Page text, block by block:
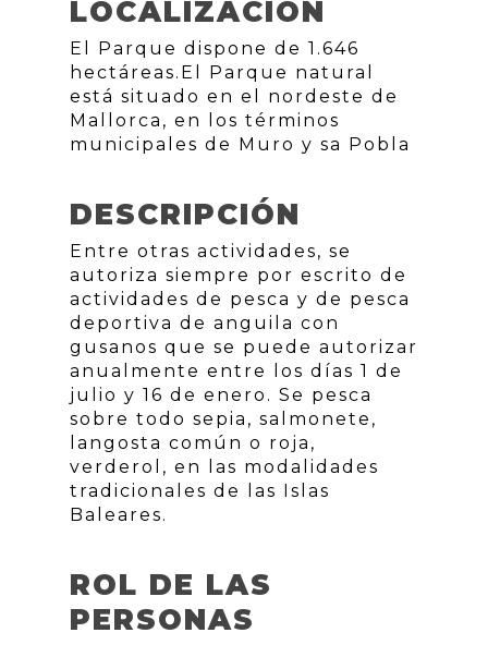
LOCALIZACIÓN
El Parque dispone de 1.646
hectáreas.El Parque natural
está situado en el nordeste de
Mallorca, en los términos
municipales de Muro y sa Pobla
DESCRIPCIÓN
Entre otras actividades, se
autoriza siempre por escrito de
actividades de pesca y de pesca
deportiva de anguila con
gusanos que se puede autorizar
anualmente entre los días 1 de
julio y 16 de enero. Se pesca
sobre todo sepia, salmonete,
langosta común o roja,
verderol, en las modalidades
tradicionales de las Islas
Baleares.
ROL DE LAS
PERSONAS